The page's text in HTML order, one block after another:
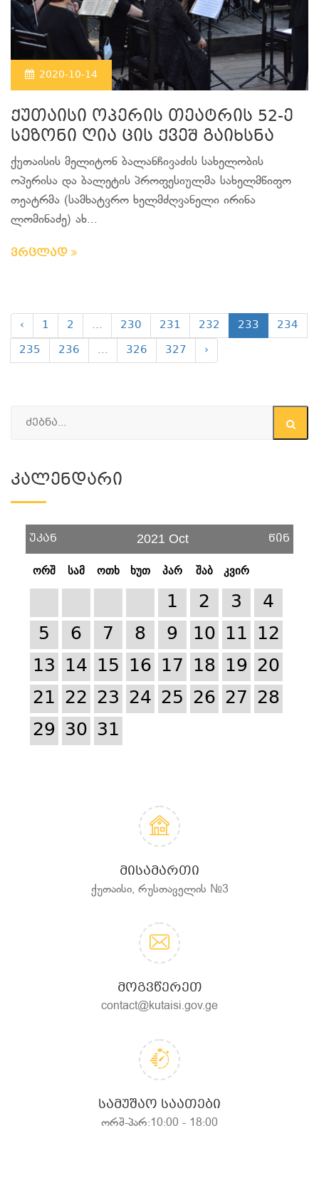
2020-10-14
ქუთაისი ოპერის თეატრის 52-ე
სეზონი ღია ცის ქვეშ გაიხსნა
ქუთაისის მელიტონ ბალანჩივაძის სახელობის
ოპერისა და ბალეტის პროფესიულმა სახელმწიფო
თეატრმა (სამხატვრო ხელმძღვანელი ირინა
ლომინაძე) ახ...
ვრცლად
‹ 1 2 ... 230 231 232 233
234
235
236 ... 326 327 ›
Კალენდარი
უკან 2021 Oct წინ
ორშ სამ ოთხ ხუთ პარ შაბ კვირ
1 2 3
4
5
6 7 8 9 10 11 12
13 14 15 16 17 18 19 20
21 22 23 24 25 26 27 28
29 30 31
ᲛᲘᲡᲐᲛᲐᲠᲗᲘ
ქუთაისი, რუსთაველის №3
ᲛᲝᲒᲕᲬᲔᲠᲔᲗ
contact@kutaisi.gov.ge
ᲡᲐᲛᲣᲨᲐᲝ ᲡᲐᲐᲗᲔᲑᲘ
ორშ-პარ:10:00 - 18:00